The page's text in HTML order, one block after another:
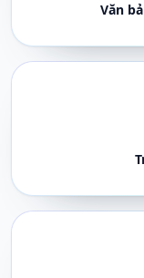
Văn